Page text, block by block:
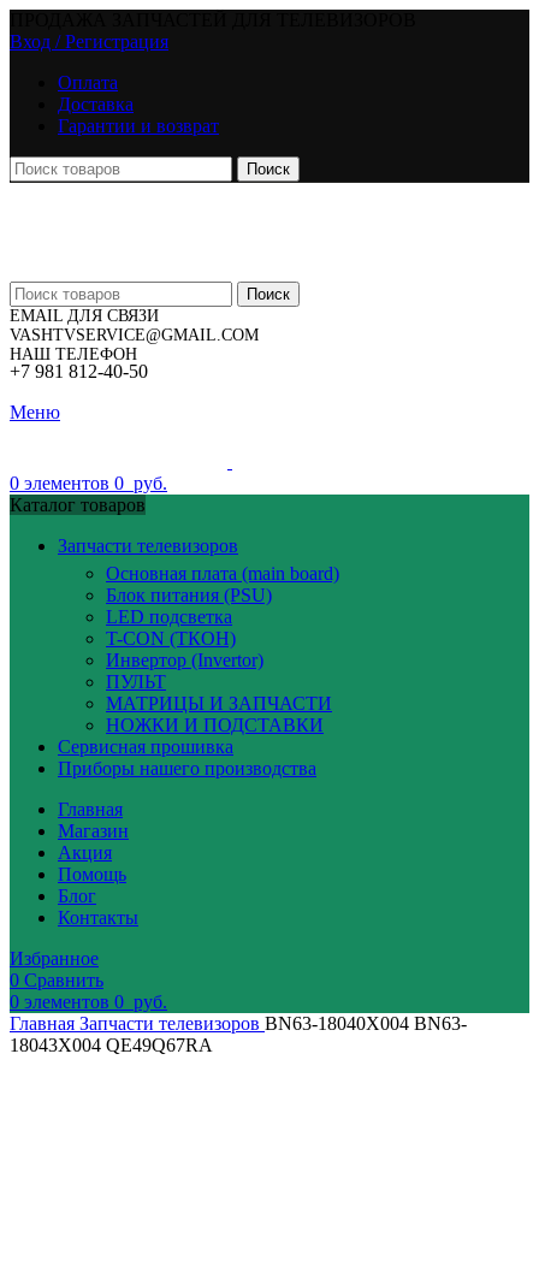
Вход / Регистрация
Оплата
Доставка
Гарантии и возврат
Поиск
Поиск
EMAIL ДЛЯ СВЯЗИ
VASHTVSERVICE@GMAIL.COM
НАШ ТЕЛЕФОН
+7 981 812-40-50
Меню
0 элементов 0 руб.
Каталог товаров
Запчасти телевизоров
Основная плата (main board)
Блок питания (PSU)
LED подсветка
T-CON (ТКОН)
Инвертор (Invertor)
ПУЛЬТ
МАТРИЦЫ И ЗАПЧАСТИ
НОЖКИ И ПОДСТАВКИ
Сервисная прошивка
Приборы нашего производства
Главная
Магазин
Акция
Помощь
Блог
Контакты
Избранное
0 Сравнить
0 элементов 0 руб.
Главная Запчасти телевизоров BN63-18040X004 BN63-
18043X004 QE49Q67RA